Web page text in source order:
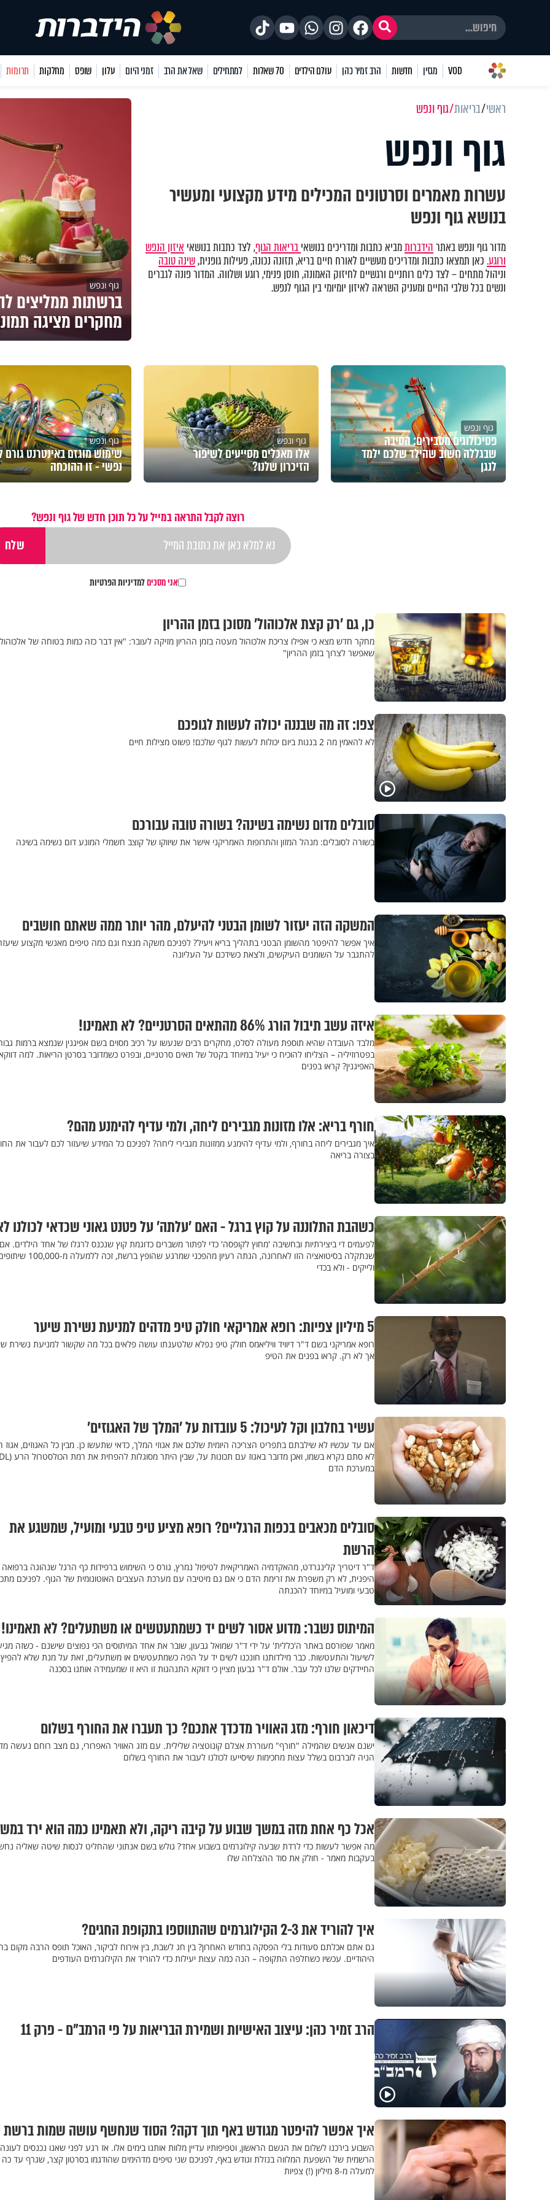
VOD מגזין חדשות הרב זמיר כהן עולם הילדים 70 שאלות למתחילים שאל את הרב זמני היום עלון שופס מחלקות תרומות
ראשי בריאות גוף ונפש
גוף ונפש
עשרות מאמרים וסרטונים המכילים מידע מקצועי ומעשיר
בנושא גוף ונפש
מדור גוף ונפש באתרהידברותמביא כתבות ומדריכים בנושאיבריאות הגוף, לצד כתבות בנושאי איזון הנפש
ורוגע.כאן תמצאו כתבות ומדריכים מעשיים לאורח חיים בריא, תזונה נכונה, פעילות גופנית,שינה טובה
וניהול מתחים – לצד כלים רוחניים ורגשיים לחיזוק האמונה, חוסן פנימי, רוגע ושלווה. המדור פונה לגברים
ונשים בכל שלבי החיים ומעניק השראה לאיזון יומיומי בין הגוף לנפש.
גוף ונפש
מחקרים מציגה
גוף ונפש
פסיכולוגים מסבירים: הסיבה
שבגללה חשוב שהילד שלכם ילמד
לנגן
גוף ונפש
אלו מאכלים מסייעים לשיפור
הזיכרון שלנו?
גוף ונפש
שימוש מוגזם באינטרנט גורם
נפשי - זו ההוכחה
רוצה לקבל התראה במייל על כל תוכן חדש של גוף ונפש?
אני מסכיםלמדיניות הפרטיות
כן, גם ’רק קצת אלכוהול’ מסוכן בזמן ההריון
מחקר חדש מצא כי אפילו צריכת אלכוהול מעטה בזמן ההריון מזיקה לעובר: "אין דבר כזה כמות בטוחה של אלכוהול
שאפשר לצרוך בזמן ההריון"
צפו: זה מה שבננה יכולה לעשות לגופכם
לא להאמין מה 2 בננות ביום יכולות לעשות לגוף שלכם! פשוט מצילות חיים
סובלים מדום נשימה בשינה? בשורה טובה עבורכם
בשורה לסובלים: מנהל המזון והתרופות האמריקני אישר את שיווקו של קוצב חשמלי המונע דום נשימה בשינה
המשקה הזה יעזור לשומן הבטני להיעלם, מהר יותר ממה שאתם חושבים
איך אפשר להיפטר מהשומן הבטני בתהליך בריא ויעיל? לפניכם משקה מנצח וגם כמה טיפים מאנשי מקצוע
להתגבר על השומנים העיקשים, ולצאת כשידכם על העליונה
איזה עשב תיבול הורג 86% מהתאים הסרטניים? לא תאמינו!
מלבד העובדה שהיא תוספת מעולה לסלט, מחקרים רבים שנעשו על רכיב מסוים בשם אפיגנין שנמצא ברמות
בפטרוזיליה – הצליחו להוכיח כי יעיל במיוחד בקטל של תאים סרטניים, ובפרט כשמדובר בסרטן הריאות. למה
האפיגנין? קראו בפנים
חורף בריא: אלו מזונות מגבירים ליחה, ולמי עדיף להימנע מהם?
איך מגבירים ליחה בחורף, ולמי עדיף להימנע ממזונות מגבירי ליחה? לפניכם כל המידע שיעזור לכם לעבור את
בצורה בריאה
כשהבת התלוננה על קוץ ברגל - האם ’עלתה’ על פטנט גאוני שכדאי לכולנו
לפעמים די ביצירתיות ובחשיבה 'מחוץ לקופסה' כדי לפתור משברים כדוגמת קוץ שנכנס לרגלו של אחד הילדים. אם
שנתקלה בסיטואציה הזו לאחרונה, הגתה רעיון מהפכני שמרגע שהופץ ברשת, זכה ללמעלה מ-
ולייקים - ולא בכדי
5 מיליון צפיות: רופא אמריקאי חולק טיפ מדהים למניעת נשירת שיער
רופא אמריקני בשם ד"ר דיוויד וויליאמס חולק טיפ נפלא שלטענתו עושה פלאים בכל מה שקשור למניעת נשירת
אך לא רק. קראו בפנים את הטיפ
עשיר בחלבון וקל לעיכול: 5 עובדות על ’המלך של האגוזים’
אם עד עכשיו לא שילבתם בתפריט הצריכה היומית שלכם את אגוזי המלך, כדאי שתעשו כן. מבין כל האגוזים, אגוז
במערכת הדם
סובלים מכאבים בכפות הרגליים? רופא מציע טיפ טבעי ומועיל, שמשגע את
הרשת
ד"ר דיטריך קלינגרדט, מהאקדמיה האמריקאית לטיפול נמרץ, גורס כי השימוש ברפידות כף הרגל שנהוגה ברפואה
היפנית, לא רק משפרת את זרימת הדם כי אם גם מיטיבה עם מערכת העצבים האוטונומית של הגוף. לפניכם
טבעי ומועיל במיוחד להכנתה
המיתוס נשבר: מדוע אסור לשים יד כשמתעטשים או משתעלים? לא תאמינו!
מאמר שפורסם באתר ה'כללית' על ידי ד"ר שמואל גבעון, שובר את אחד המיתוסים הכי נפוצים שישנם - כשזה
לשיעול והתעטשות. כבר מילדותנו חונכנו לשים יד על הפה כשמתעטשים או משתעלים, זאת על מנת שלא
החיידקים שלנו לכל עבר. אולם ד"ר גבעון מציין כי דווקא התנהגות זו היא זו שמעמידה אותנו בסכנה
דיכאון חורף: מזג האוויר מדכדך אתכם? כך תעברו את החורף בשלום
ישנם אנשים שהמילה "חורף" מעוררת אצלם קונוטציה שלילית. עם מזג האוויר האפרורי, גם מצב רוחם נעשה
הניה לוברבום בשלל עצות מחכימות שיסייעו לכולנו לעבור את החורף בשלום
אכל כף אחת מזה במשך שבוע על קיבה ריקה, ולא תאמינו כמה הוא ירד
מה אפשר לעשות כדי לרדת שבעה קילוגרמים בשבוע אחד? גולש בשם אנתוני שהחליט לנסות שיטה שאליה
בעקבות מאמר - חולק את סוד ההצלחה שלו
איך להוריד את 2-3 הקילוגרמים שהתווספו בתקופת החגים?
גם אתם אכלתם סעודות בלי הפסקה בחודש האחרון? בין חג לשבת, בין אירוח לביקור, האוכל תופס הרבה מקום
היהודיים. עכשיו כשחלפה התקופה – הנה כמה עצות יעילות כדי להוריד את הקילוגרמים העודפים
הרב זמיר כהן: עיצוב האישיות ושמירת הבריאות על פי הרמב"ם - פרק 11
איך אפשר להיפטר מגודש באף תוך דקה? הסוד שנחשף עושה שמות ברשת
השבוע בירכנו לשלום את הגשם הראשון, וטפיפותיו עדיין מלוות אותנו בימים אלו. אז רגע לפני שאנו נכנסים לעונה
הרשמית של השפעת המלווה בנזלת וגודש באף, לפניכם שני טיפים מדהימים שהודגמו בסרטון קצר, שגרף עד כה
למעלה מ-8 מיליון (!) צפיות